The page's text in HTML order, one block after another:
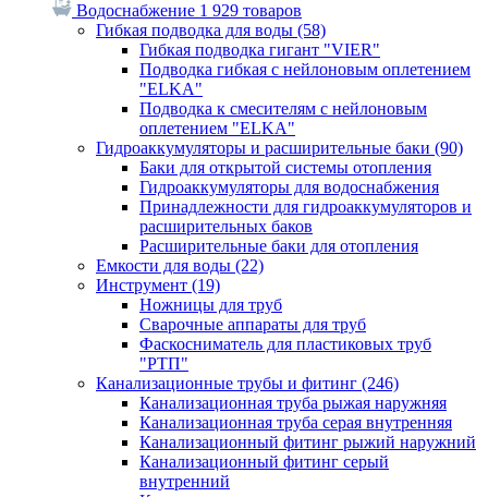
Водоснабжение 1 929 товаров
Гибкая подводка для воды (58)
Гибкая подводка гигант "VIER"
Подводка гибкая с нейлоновым оплетением
"ELKA"
Подводка к смесителям с нейлоновым
оплетением "ELKA"
Гидроаккумуляторы и расширительные баки (90)
Баки для открытой системы отопления
Гидроаккумуляторы для водоснабжения
Принадлежности для гидроаккумуляторов и
расширительных баков
Расширительные баки для отопления
Емкости для воды (22)
Инструмент (19)
Ножницы для труб
Сварочные аппараты для труб
Фаскосниматель для пластиковых труб
"РТП"
Канализационные трубы и фитинг (246)
Канализационная труба рыжая наружняя
Канализационная труба серая внутренняя
Канализационный фитинг рыжий наружний
Канализационный фитинг серый
внутренний